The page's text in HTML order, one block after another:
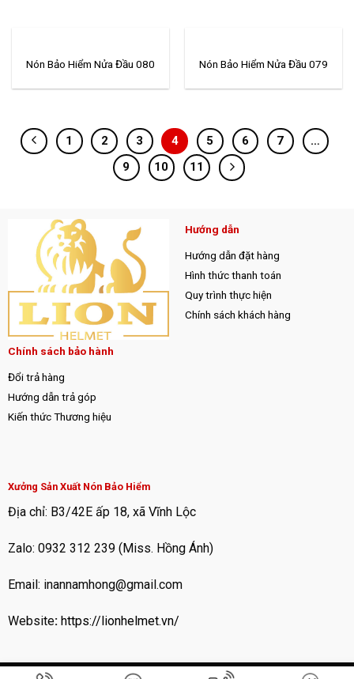
Nón Bảo Hiểm Nửa Đầu 080 Nón Bảo Hiểm Nửa Đầu 079
1 2 3 4 5 6 7
…
9
10 11
Hướng dẫn
Hướng dẫn đặt hàng
Hình thức thanh toán
Quy trình thực hiện
Chính sách khách hàng
Chính sách bảo hành
Đổi trả hàng
Hướng dẫn trả góp
Kiến thức Thương hiệu
Xưởng Sản Xuất Nón Bảo Hiểm
Địa chỉ: B3/42E ấp 18, xã Vĩnh Lộc
Zalo: 0932 312 239 (Miss. Hồng Ánh)
Email: inannamhong@gmail.com
Website: https://lionhelmet.vn/